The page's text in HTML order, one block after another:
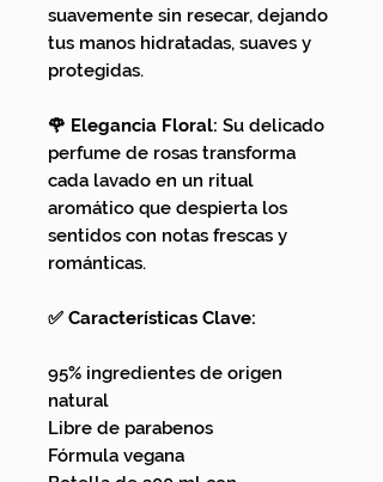
suavemente sin resecar, dejando
tus manos hidratadas, suaves y
protegidas.
🌹 Elegancia Floral: Su delicado
perfume de rosas transforma
cada lavado en un ritual
aromático que despierta los
sentidos con notas frescas y
románticas.
✅ Características Clave:
95% ingredientes de origen
natural
Libre de parabenos
Fórmula vegana